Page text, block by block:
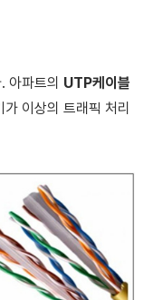
아파트의 UTP케이블
가 이상의 트래픽 처리